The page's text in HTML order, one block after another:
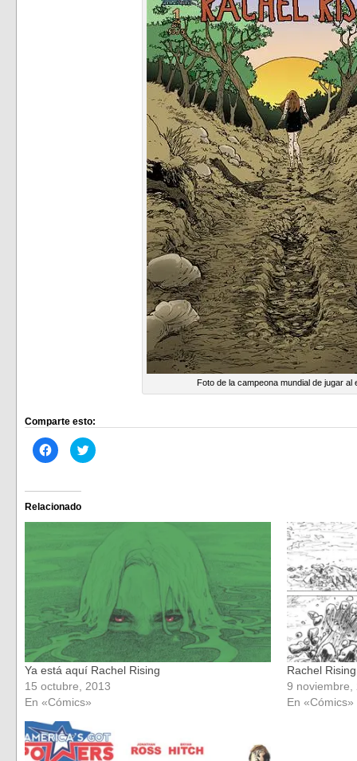
Foto de la campeona mundial de jugar al
Comparte esto:
Haz
clic
Facebook
(Se
abre
en
ventana
nueva)
Haz
clic
en
nueva)
Relacionado
Ya está aquí Rachel Rising
15 octubre, 2013
En «Cómics»
Rachel
9 noviembre,
En «Cómics»